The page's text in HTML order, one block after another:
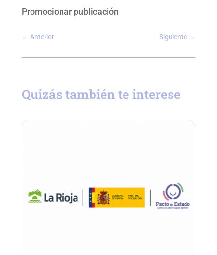
Promocionar publicación
← Anterior Siguiente →
Quizás también te interese